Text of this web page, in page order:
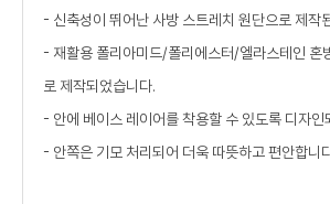
- 신축성이 뛰어난 사방 스트레치 원단으로 제작
- 재활용 폴리아미드/폴리에스터/엘라스테인 혼
로 제작되었습니다.
- 안에 베이스 레이어를 착용할 수 있도록 디자인
- 안쪽은 기모 처리되어 더욱 따뜻하고 편안합니